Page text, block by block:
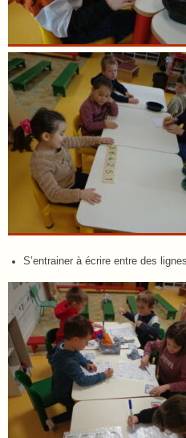
S’entrainer à écrire entre des